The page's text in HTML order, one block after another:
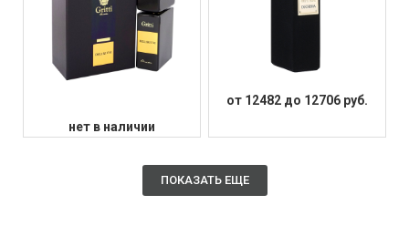
нет в наличии
от 12482 до 12706 руб.
ПОКАЗАТЬ ЕЩЕ